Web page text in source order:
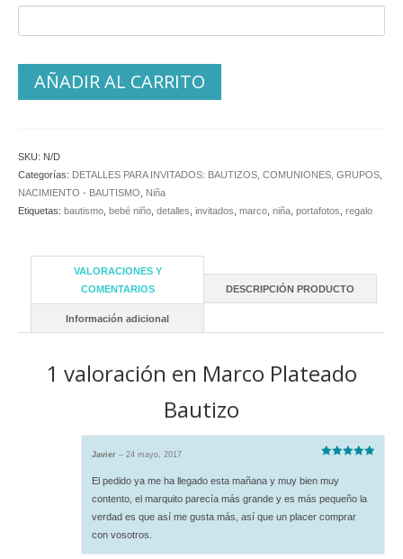
AÑADIR AL CARRITO
SKU: N/D
Categorías: DETALLES PARA INVITADOS: BAUTIZOS, COMUNIONES, GRUPOS
NACIMIENTO - BAUTISMO
Niña
Etiquetas: bautismo bebé niño detalles invitados marco niña portafotos regalo
VALORACIONES Y
COMENTARIOS
DESCRIPCIÓN PRODUCTO
Información adicional
1 valoración en Marco Plateado
Bautizo
Javier – 24 mayo, 2017
El pedido ya me ha llegado esta mañana y muy bien muy
contento, el marquito parecía más grande y es más pequeño la
verdad es que así me gusta más, así que un placer comprar
con vosotros.